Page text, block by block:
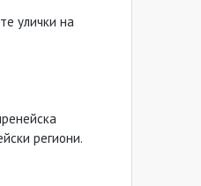
улички на
региони.